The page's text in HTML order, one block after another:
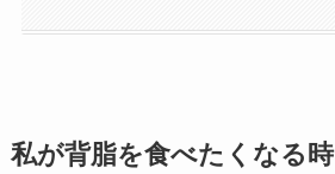
私が背脂を食べたくなる時